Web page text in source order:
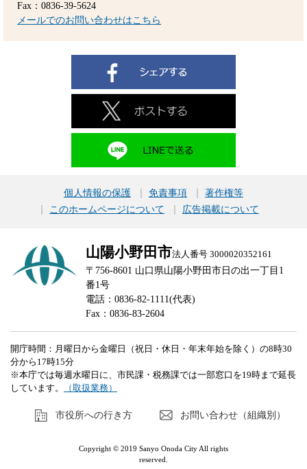
Fax：0836-39-5624
メールでのお問い合わせはこちら
個人情報の保護 免責事項
著作権等
このホームページについて
広告掲載について
山陽小野田市法人番号 3000020352161
〒756-8601 山口県山陽小野田市日の出一丁目1
番1号
電話：0836-82-1111(代表)
Fax：0836-83-2604
開庁時間：月曜日から金曜日（祝日・休日・年末年始を除く）の8時30
分から17時15分
※本庁では毎週水曜日に、市民課・税務課では一部窓口を19時まで延長
しています。
（取扱業務）
市役所への行き方 お問い合わせ（組織別）
Copyright © 2019 Sanyo Onoda City All rights
reserved.